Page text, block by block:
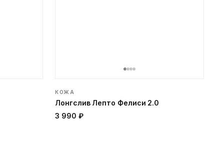
КОЖА
Лонгслив Лепто Фелиси 2.0
3 990 ₽